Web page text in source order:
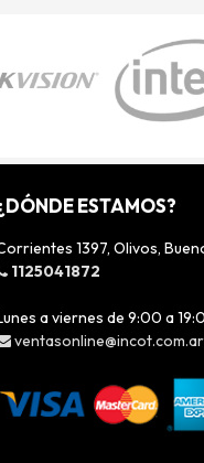
ESTAMOS?
1397, Olivos,
1125041872
a viernes de 9:00 a
ventasonline@incot.com.ar